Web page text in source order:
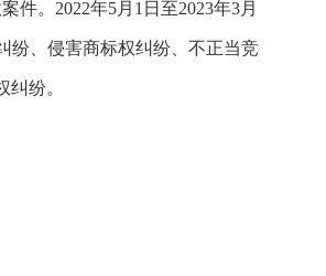
。2022年5月1日至2023年3月
纷、侵害商标权纠纷、不正当竞
纷。